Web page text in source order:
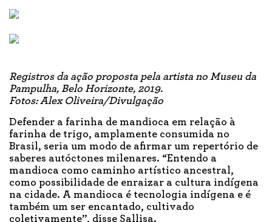
Registros da ação proposta pela artista no Museu da
Pampulha, Belo Horizonte, 2019.
Fotos: Alex Oliveira/Divulgação
Defender a farinha de mandioca em relação à
farinha de trigo, amplamente consumida no
Brasil, seria um modo de afirmar um repertório de
saberes autóctones milenares. “Entendo a
mandioca como caminho artístico ancestral,
como possibilidade de enraizar a cultura indígena
na cidade. A mandioca é tecnologia indígena e é
também um ser encantado, cultivado
coletivamente”, disse Sallisa.